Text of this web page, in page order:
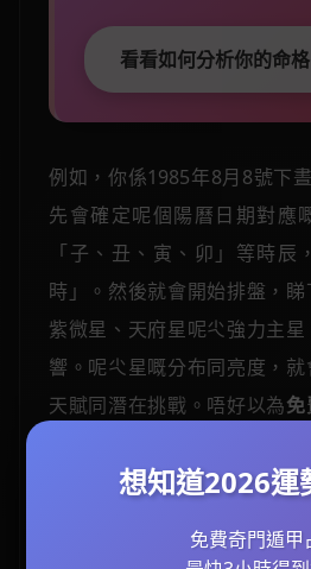
看看如何分析你的命
例如，你係1985年8月8號下
先會確定呢個陽曆日期對應
「子、丑、寅、卯」等時辰
時」。然後就會開始排盤，
紫微星、天府星呢尐強力主
響。呢尐星嘅分布同亮度，就
天賦同潛在挑戰。唔好以為
會將你個時辰搞錯，令到成
想知道2026運
免費奇門遁甲